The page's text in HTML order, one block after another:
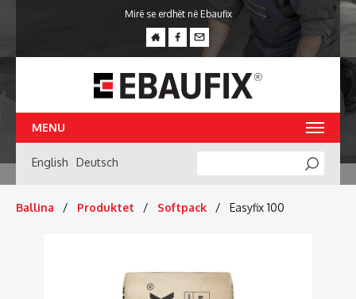
Mirë se erdhët në Ebaufix
MENU
English Deutsch Search
Ballina Produktet Softpack Easyfix 100